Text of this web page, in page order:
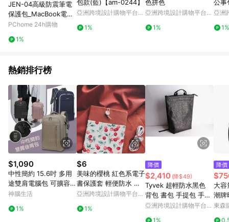
JEN-04高級防震筆電
保護包_MacBook電腦
包/一般筆電適用 13吋
PChome 24h購物
1%
包款(藍)【am-0244】
亞洲跨境設計購物平台
1%
色拼色
亞洲跨境設計購物平台
1%
公事
防震
亞洲
1%
熱銷排行榜
$1,090
中性簡約 15.6吋 多用
途雙肩電腦包 可擴容箱
式開合 防盜密碼鎖 男
神腦生活
1%
$6
美味的櫻桃 紅色系電子
書保護套 輕便防水 支
持客制化尺寸
亞洲跨境設計購物平台
1%
降價
$2,410 (降$49)
Tyvek 超輕防水黑色
背包 書包 手提包 手提
袋 電腦包 15吋筆電包
亞洲跨境設計購物平台
1%
降價
大容
潮牌
生上
東森